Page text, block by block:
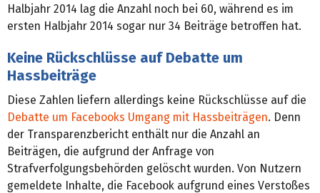
Halbjahr 2014 lag die Anzahl noch bei 60, während es im
ersten Halbjahr 2014 sogar nur 34 Beiträge betroffen hat.
Keine Rückschlüsse auf Debatte um
Hassbeiträge
Diese Zahlen liefern allerdings keine Rückschlüsse auf die
Debatte um Facebooks Umgang mit Hassbeiträgen. Denn
der Transparenzbericht enthält nur die Anzahl an
Beiträgen, die aufgrund der Anfrage von
Strafverfolgungsbehörden gelöscht wurden. Von Nutzern
gemeldete Inhalte, die Facebook aufgrund eines Verstoßes